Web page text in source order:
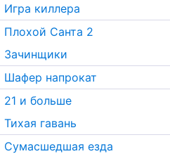
Игра киллера
Плохой Санта 2
Зачинщики
Шафер напрокат
21 и больше
Тихая гавань
Сумасшедшая езда